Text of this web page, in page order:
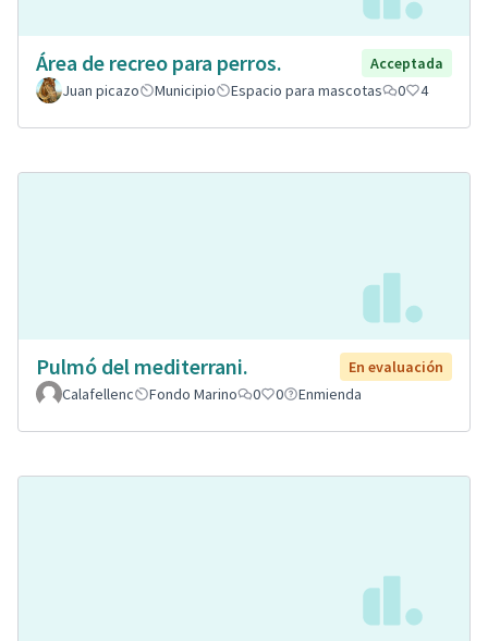
Área de recreo para perros.
Acceptada
Juan picazo
Municipio Espacio para mascotas 0 4
Pulmó del mediterrani.
En evaluación
Calafellenc
Fondo Marino 0 0 Enmienda